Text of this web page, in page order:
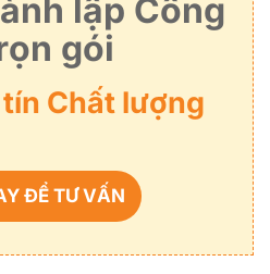
lập Công
gói
Chất lượng
ĐỂ TƯ VẤN